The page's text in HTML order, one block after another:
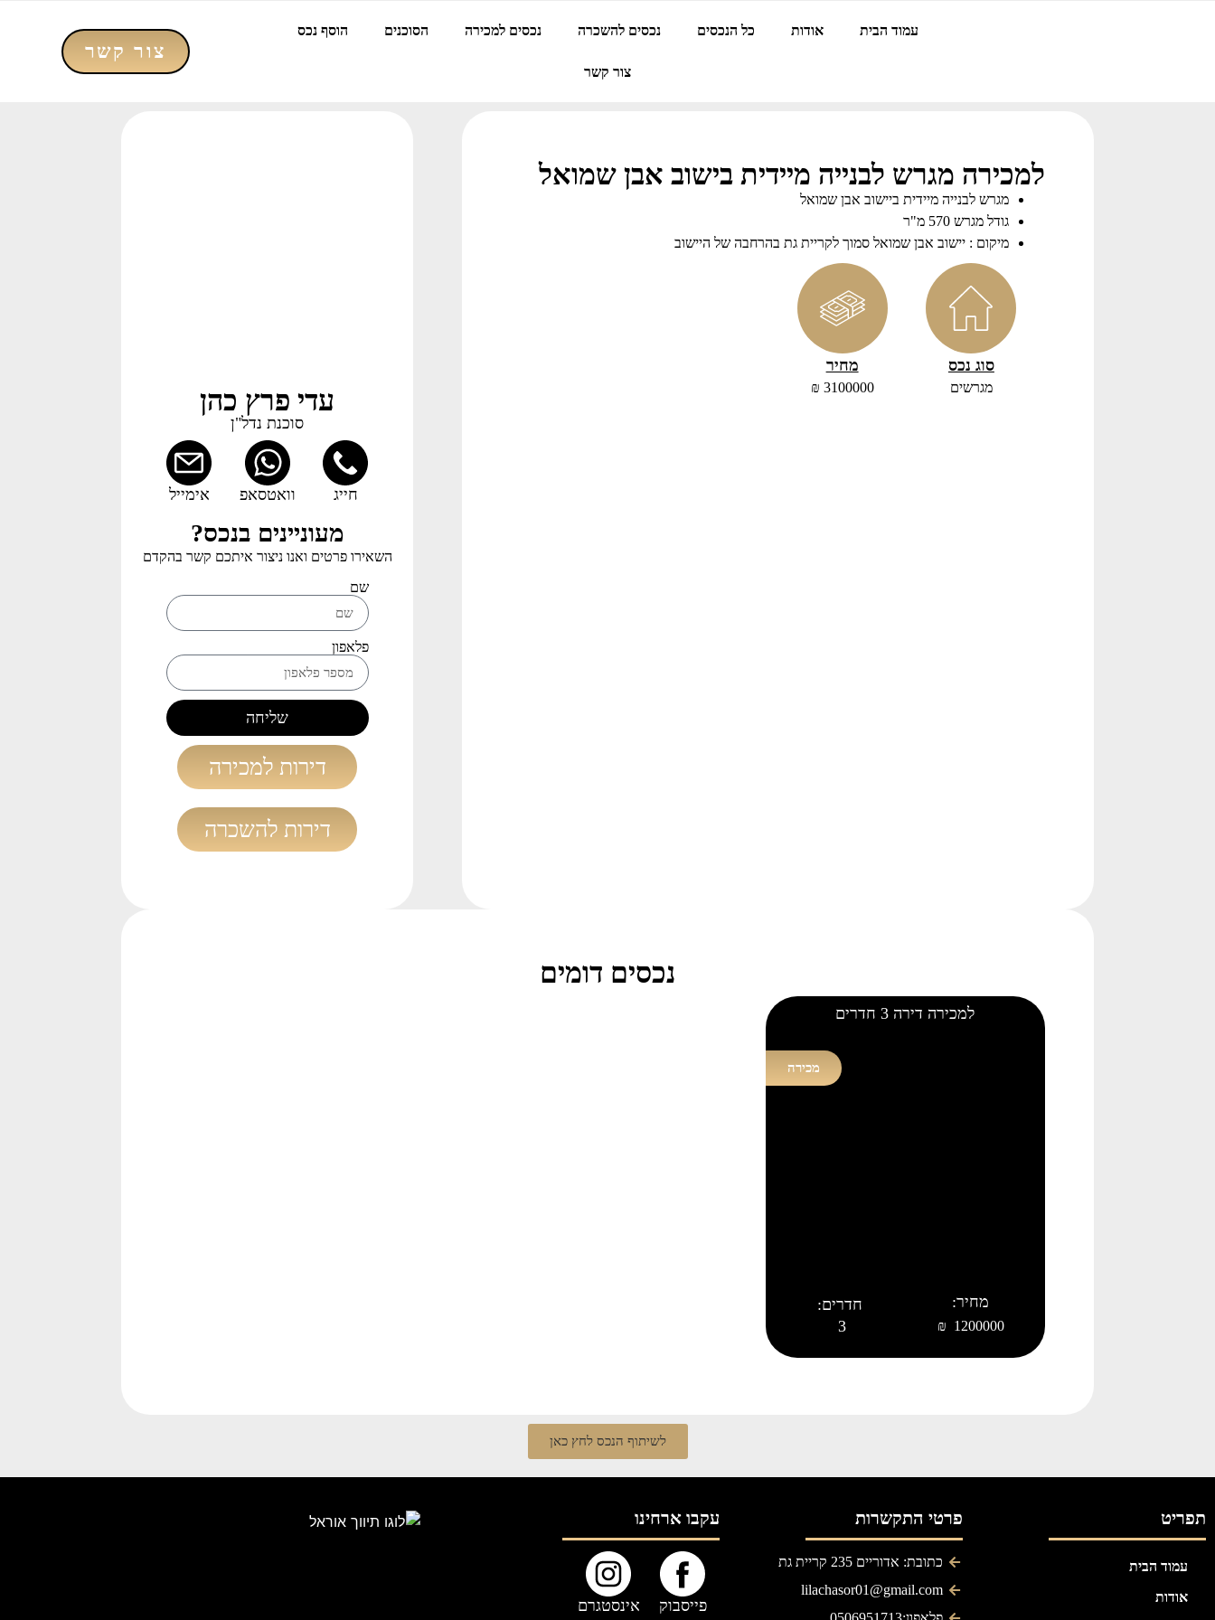
עמוד הבית אודות כל הנכסים נכסים להשכרה נכסים למכירה הסוכנים הוסף נכס
צור קשר
צור קשר
למכירה מגרש לבנייה מיידית בישוב אבן שמואל
מגרש לבנייה מיידית ביישוב אבן שמואל
גודל מגרש 570 מ"ר
מיקום : יישוב אבן שמואל סמוך לקריית גת בהרחבה של היישוב
סוג נכס
מגרשים
מחיר
3100000 ₪ עדי פרץ כהן
סוכנת נדל"ן
חייג וואטסאפ אימייל
מעוניינים בנכס?
השאירו פרטים ואנו ניצור איתכם קשר בהקדם
שם
פלאפון
שליחה
דירות למכירה
דירות להשכרה
נכסים דומים
למכירה דירה 3 חדרים
מחיר:
1200000 ₪
חדרים:
3
מכירה
לשיתוף הנכס לחץ כאן
תפריט
עמוד הבית
אודות
פרטי התקשרות
כתובת: אדוריים 235 קריית גת
lilachasor01@gmail.com
עקבו ארחינו
פייסבוק אינסטגרם